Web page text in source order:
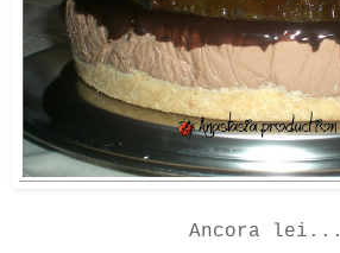
Ancora lei...